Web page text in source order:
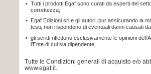
• Tutti i prodotti Egaf sono curati da esperti del
correttezza;
• Egaf Edizioni srl e gli autori, pur assicurando la
testi, non rispondono di eventuali danni causati
• gli scritti riflettono esclusivamente le opinioni
l’Ente di cui sia dipendente.
Tutte le Condizioni generali di acquisto e/o
www.egaf.it.